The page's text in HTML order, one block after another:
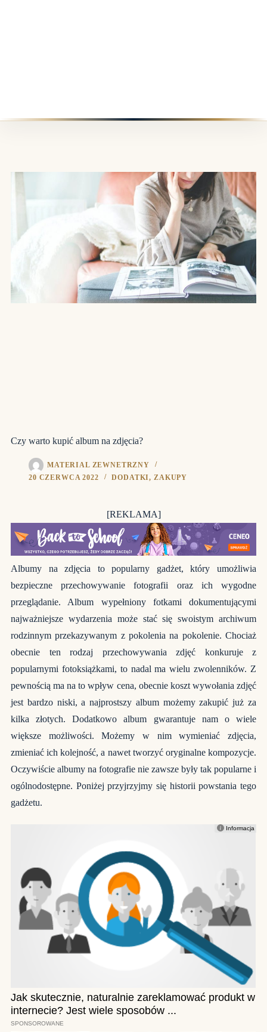
Czy warto kupić album na zdjęcia?
MATERIAL ZEWNETRZNY
20 CZERWCA 2022
DODATKI,ZAKUPY
[REKLAMA]
Albumy na zdjęcia to popularny gadżet, który umożliwia
bezpieczne przechowywanie fotografii oraz ich wygodne
przeglądanie. Album wypełniony fotkami dokumentującymi
najważniejsze wydarzenia może stać się swoistym archiwum
rodzinnym przekazywanym z pokolenia na pokolenie. Chociaż
obecnie ten rodzaj przechowywania zdjęć konkuruje z
popularnymi fotoksiążkami, to nadal ma wielu zwolenników. Z
pewnością ma na to wpływ cena, obecnie koszt wywołania zdjęć
jest bardzo niski, a najprostszy album możemy zakupić już za
kilka złotych. Dodatkowo album gwarantuje nam o wiele
większe możliwości. Możemy w nim wymieniać zdjęcia,
zmieniać ich kolejność, a nawet tworzyć oryginalne kompozycje.
Oczywiście albumy na fotografie nie zawsze były tak popularne i
ogólnodostępne. Poniżej przyjrzyjmy się historii powstania tego
gadżetu.